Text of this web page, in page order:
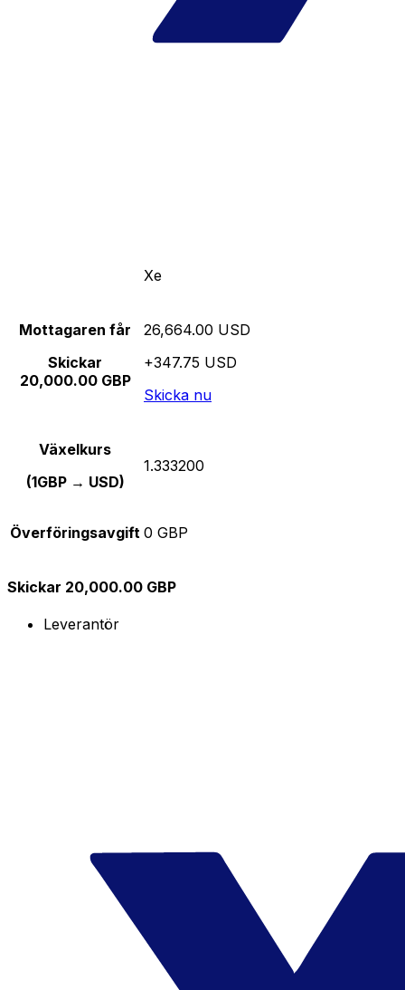
Xe
Mottagaren får
Skickar
20,000.00 GBP
26,664.00 USD
+347.75 USD
Skicka nu
Växelkurs
(1GBP → USD)
1.333200
Överföringsavgift 0 GBP
Skickar 20,000.00 GBP
Leverantör